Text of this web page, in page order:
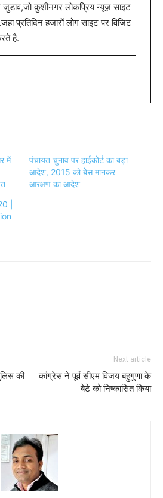
कुशीनगर लोकप्रिय न्यूज़ साइट
प्रतिदिन हजारों लोग साइट पर विजिट
है.
में
पंचायत चुनाव पर हाईकोर्ट का बड़ा
आदेश, 2015 को बेस मानकर
आरक्षण का आदेश
|
की
Next article
कांग्रेस ने पूर्व सीएम विजय बहुगुणा के
बेटे को निष्कासित किया